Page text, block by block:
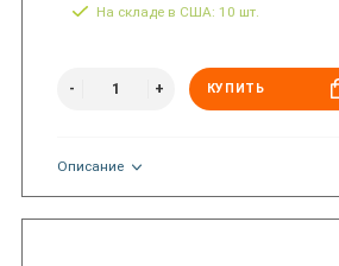
На складе в США: 10 шт.
КУПИТЬ
Описание